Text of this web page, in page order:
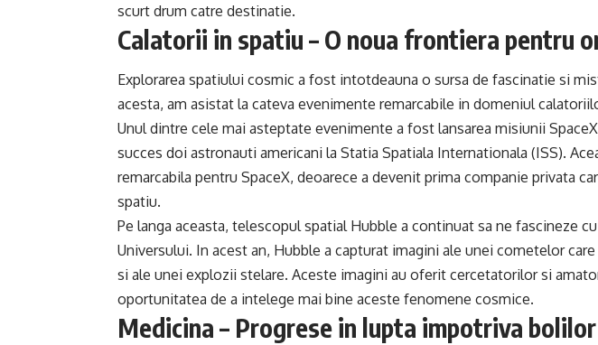
scurt drum catre destinatie.
Calatorii in spatiu – O noua frontiera pentru
Explorarea spatiului cosmic a fost intotdeauna o sursa de fascinatie si
acesta, am asistat la cateva evenimente remarcabile in domeniul
Unul dintre cele mai asteptate evenimente a fost lansarea misiunii
succes doi astronauti americani la Statia Spatiala Internationala (ISS).
remarcabila pentru SpaceX, deoarece a devenit prima companie privata
spatiu.
Pe langa aceasta, telescopul spatial Hubble a continuat sa ne fascineze
Universului. In acest an, Hubble a capturat imagini ale unei cometelor
si ale unei explozii stelare. Aceste imagini au oferit cercetatorilor si
oportunitatea de a intelege mai bine aceste fenomene cosmice.
Medicina – Progrese in lupta impotriva bolilor